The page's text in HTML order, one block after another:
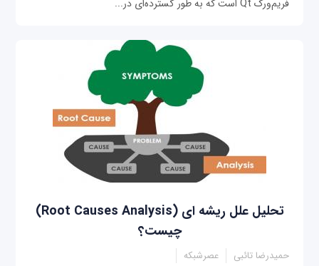
فریم‌ورک Qt است که به طور گسترده‌ای در...
تحلیل علل ریشه ‌ای (Root Causes Analysis)
چیست؟
حمیدرضا تائبی عصرشبکه